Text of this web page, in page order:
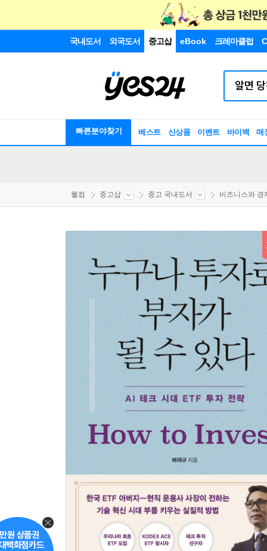
국내도서 외국도서 중고샵 eBook 크레마클럽
빠른분야찾기 베스트 신상품 이벤트 바이백 매
웰컴 중고샵 중고 국내도서 비즈니스와 경